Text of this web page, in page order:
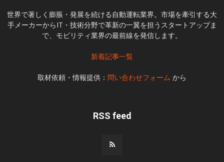
世界で著しく膨脹・発展を続ける自動運転業界。市場を牽引する大
手メーカーからIT・技術分野で革新の一翼を担うスタートアップま
で、モビリティ業界の最前線を発信します。
新着記事一覧
取材依頼・情報提供： 問い合わせフォーム から
RSS feed